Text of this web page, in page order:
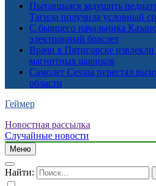
Пытавшаяся задушить
Тагила получила условный
С бывшего начальника
электронный браслет
Врачи в Пятигорске
магнитных шариков
Самолет Cessna перестал
области
Геймер
Новостная рассылка
Случайные новости
Меню
Найти: